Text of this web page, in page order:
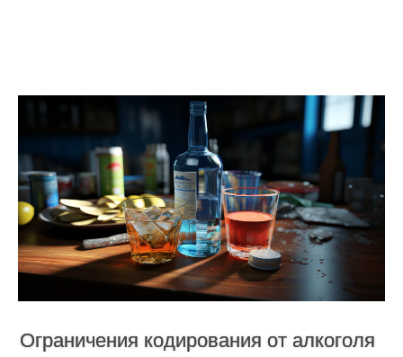
Ограничения кодирования от алкоголя